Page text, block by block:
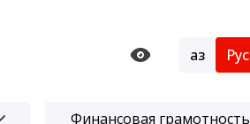
Қаз Рус
Финансовая грамотность